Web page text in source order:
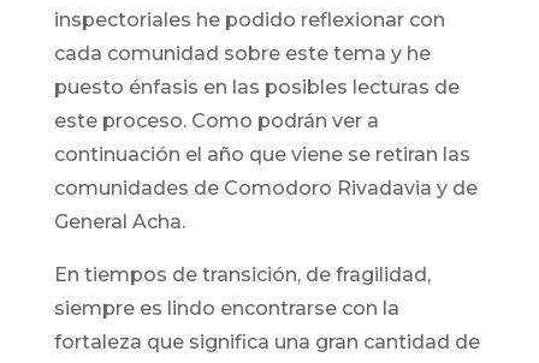
inspectoriales he podido reflexionar con
cada comunidad sobre este tema y he
puesto énfasis en las posibles lecturas de
este proceso. Como podrán ver a
continuación el año que viene se retiran las
comunidades de Comodoro Rivadavia y de
General Acha.
En tiempos de transición, de fragilidad,
siempre es lindo encontrarse con la
fortaleza que significa una gran cantidad de